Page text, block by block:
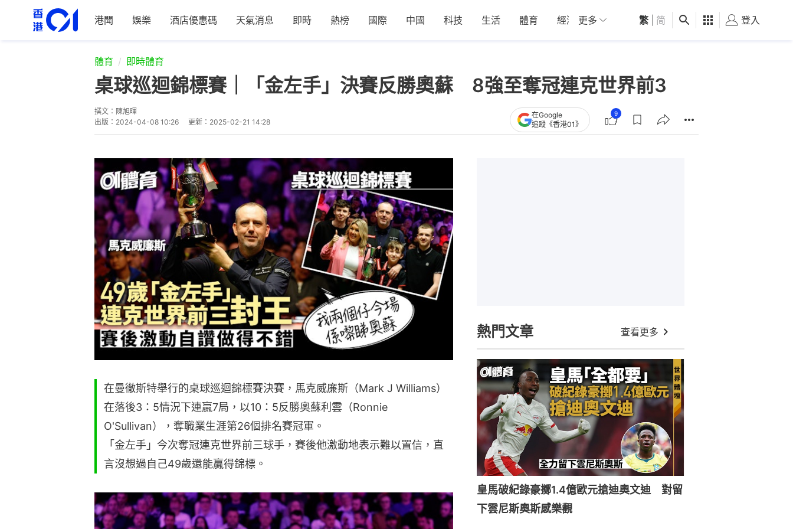
港聞 娛樂 酒店優惠碼 天氣消息 即時 熱榜 國際 中國 科技 生活 體育 經濟 01深圳 觀點 健康 好食玩飛
更多 繁 简 登入
體育 即時體育
桌球巡迴錦標賽｜「金左手」決賽反勝奧蘇 8強至奪冠連克世界前3
撰文： 陳旭暉
出版： 2024-04-08 10:26 更新： 2025-02-21 14:28
在Google
追蹤《香港01》
9
在曼徹斯特舉行的桌球巡迴錦標賽決賽，馬克威廉斯（Mark J Williams）
在落後3：5情況下連贏7局，以10：5反勝奧蘇利雲（Ronnie
O'Sullivan），奪職業生涯第26個排名賽冠軍。
「金左手」今次奪冠連克世界前三球手，賽後他激動地表示難以置信，直
言沒想過自己49歲還能贏得錦標。
熱門文章 查看更多
皇馬破紀錄豪擲1.4億歐元搶迪奧文迪 對留
下雲尼斯奧斯感樂觀